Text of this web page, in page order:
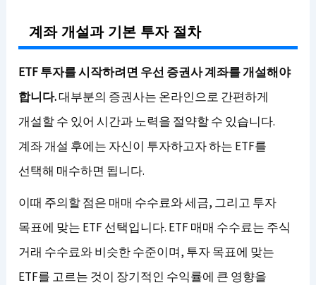
계좌 개설과 기본 투자 절차
ETF 투자를 시작하려면 우선 증권사 계좌를 개설해야
합니다.대부분의 증권사는 온라인으로 간편하게
개설할 수 있어 시간과 노력을 절약할 수 있습니다.
계좌 개설 후에는 자신이 투자하고자 하는 ETF를
선택해 매수하면 됩니다.
이때 주의할 점은 매매 수수료와 세금, 그리고 투자
목표에 맞는 ETF 선택입니다. ETF 매매 수수료는 주식
거래 수수료와 비슷한 수준이며, 투자 목표에 맞는
ETF를 고르는 것이 장기적인 수익률에 큰 영향을